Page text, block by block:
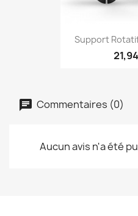
Support
Commentaires (0)
Aucun avis n'a été